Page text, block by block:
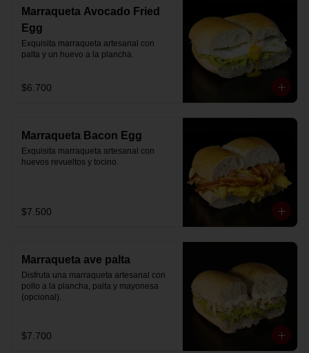
Marraqueta Avocado Fried
Egg
Exquisita marraqueta artesanal con
palta y un huevo a la plancha.
$6.700
Marraqueta Bacon Egg
Exquisita marraqueta artesanal con
huevos revueltos y tocino.
$7.500
Marraqueta ave palta
Disfruta una marraqueta artesanal con
pollo a la plancha, palta y mayonesa
(opcional).
$7.700